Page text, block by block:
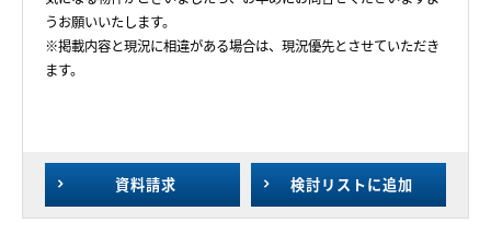
資料請求 検討リストに追加
うお願いいたします。
※掲載内容と現況に相違がある場合は、現況優先とさせていただき
ます。